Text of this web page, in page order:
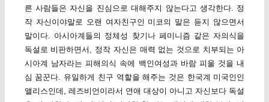
른 사람들은 자신을 진심으로 대해주지 않는다고 생각한다. 정
작 자신이야말로 오랜 여자친구인 미코의 말은 듣지 않으면서
말이다. 아시아계들의 정체성 찾기나 페미니즘 같은 자의식을
독설로 비판하면서, 정작 자신은 매력 없는 것으로 치부되는 아
시아계 남자라는 피해의식 속에 백인여성과 바람 피울 것을 내
심 꿈꾼다. 유일하게 친구 역할을 해주는 것은 한국계 미국인인
앨리스인데, 레즈비언이라서 연애 대상이 아니고 자신보다 독설